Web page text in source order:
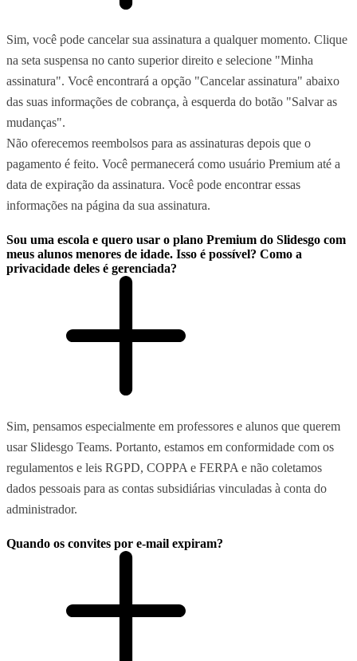
Sim, você pode cancelar sua assinatura a qualquer momento. Clique
na seta suspensa no canto superior direito e selecione "Minha
assinatura". Você encontrará a opção "Cancelar assinatura" abaixo
das suas informações de cobrança, à esquerda do botão "Salvar as
mudanças".
Não oferecemos reembolsos para as assinaturas depois que o
pagamento é feito. Você permanecerá como usuário Premium até a
data de expiração da assinatura. Você pode encontrar essas
informações na página da sua assinatura.
Sou uma escola e quero usar o plano Premium do Slidesgo com
meus alunos menores de idade. Isso é possível? Como a
privacidade deles é gerenciada?
Sim, pensamos especialmente em professores e alunos que querem
usar Slidesgo Teams. Portanto, estamos em conformidade com os
regulamentos e leis RGPD, COPPA e FERPA e não coletamos
dados pessoais para as contas subsidiárias vinculadas à conta do
administrador.
Quando os convites por e-mail expiram?